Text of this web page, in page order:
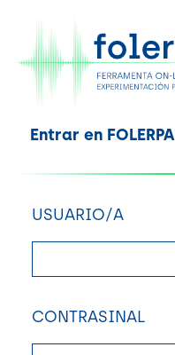
Entrar en FOLERPA
USUARIO/A
CONTRASINAL